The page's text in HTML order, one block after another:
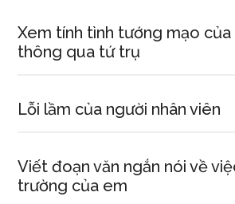
Xem tính tình tướng mạo
thông qua tứ trụ
Lỗi lầm của người nhân viên
Viết đoạn văn ngắn nói về
trường của em